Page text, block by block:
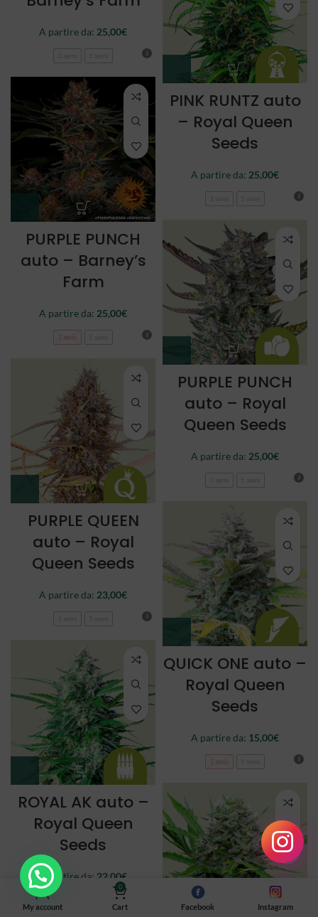
A partire da: 25,00€
PINK RUNTZ auto
– Royal Queen
Seeds
A partire da: 25,00€
PURPLE PUNCH
auto – Barney’s
Farm
A partire da: 25,00€
3 semi
PURPLE PUNCH
auto – Royal
Queen Seeds
A partire da: 25,00€
PURPLE QUEEN
auto – Royal
Queen Seeds
A partire da: 23,00€
QUICK ONE auto –
Royal Queen
Seeds
A partire da: 15,00€
3 semi
ROYAL AK auto –
Royal Queen
Seeds
A partire da: 22,00€
My account
0
Cart Facebook Instagram